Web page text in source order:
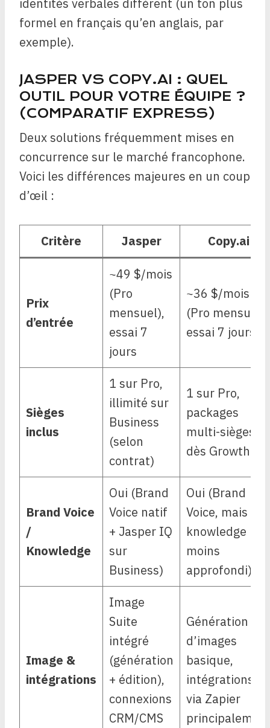
formel en français qu’en anglais, par
exemple).
JASPER VS COPY.AI : QUEL
OUTIL POUR VOTRE ÉQUIPE ?
(COMPARATIF EXPRESS)
Deux solutions fréquemment mises en
concurrence sur le marché francophone.
Voici les différences majeures en un coup
d’œil :
Critère Jasper Copy.ai
Prix
d’entrée
~49 $/mois
(Pro
mensuel),
essai 7
jours
~36 $/mois
(Pro mensuel),
essai 7 jours
Sièges
inclus
1 sur Pro,
illimité sur
Business
(selon
contrat)
1 sur Pro,
packages
multi-sièges
dès Growth
Brand Voice
/
Knowledge
Oui (Brand
Voice natif
+ Jasper IQ
sur
Business)
Oui (Brand
Voice, mais
knowledge
moins
approfondi)
Image &
intégrations
Image
Suite
intégré
(génération
+ édition),
connexions
CRM/CMS
Génération
d’images
basique,
intégrations
via Zapier